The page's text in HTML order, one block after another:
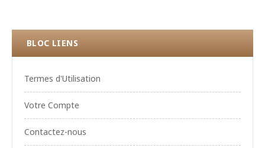
BLOC LIENS
Termes d'Utilisation
Votre Compte
Contactez-nous